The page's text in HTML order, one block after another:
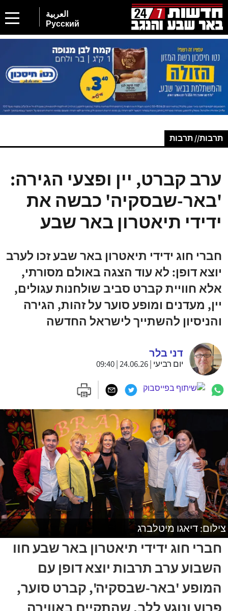
العربية
Русский
תרבות// תרבות
ערב קברט, יין ופצעי הגירה:
'באר-שבסקיה' כבשה את
ידידי תיאטרון באר שבע
חברי חוג ידידי תיאטרון באר שבע זכו לערב
יוצא דופן: לא עוד הצגה באולם מסורתי,
אלא חוויית קברט סביב שולחנות עגולים,
יין, מעדנים ומופע סוער על זהות, הגירה
והניסיון להשתייך לישראל החדשה
דני בלר
יום רביעי | 24.06.26 | 09:40
צילום: דיאגו מיטלברג
חברי חוג ידידי תיאטרון באר שבע חוו
השבוע ערב תרבות יוצא דופן עם
המופע 'באר-שבסקיה', קברט סוער,
פרוע ונוגע ללב, שהתקיים באווירה